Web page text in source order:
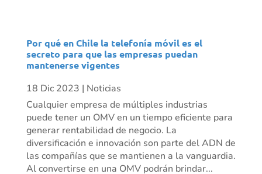
Por qué en Chile la telefonía móvil es el
secreto para que las empresas puedan
mantenerse vigentes
18 Dic 2023 | Noticias
Cualquier empresa de múltiples industrias
puede tener un OMV en un tiempo eficiente para
generar rentabilidad de negocio. La
diversificación e innovación son parte del ADN de
las compañías que se mantienen a la vanguardia.
Al convertirse en una OMV podrán brindar...